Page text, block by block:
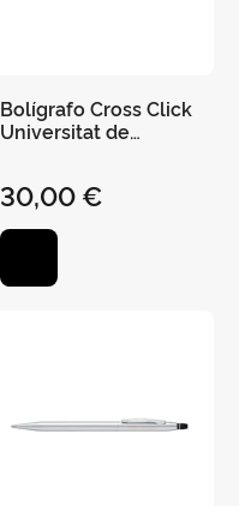
Bolígrafo Cross Click
Universitat de
At0622-102
30,00 €